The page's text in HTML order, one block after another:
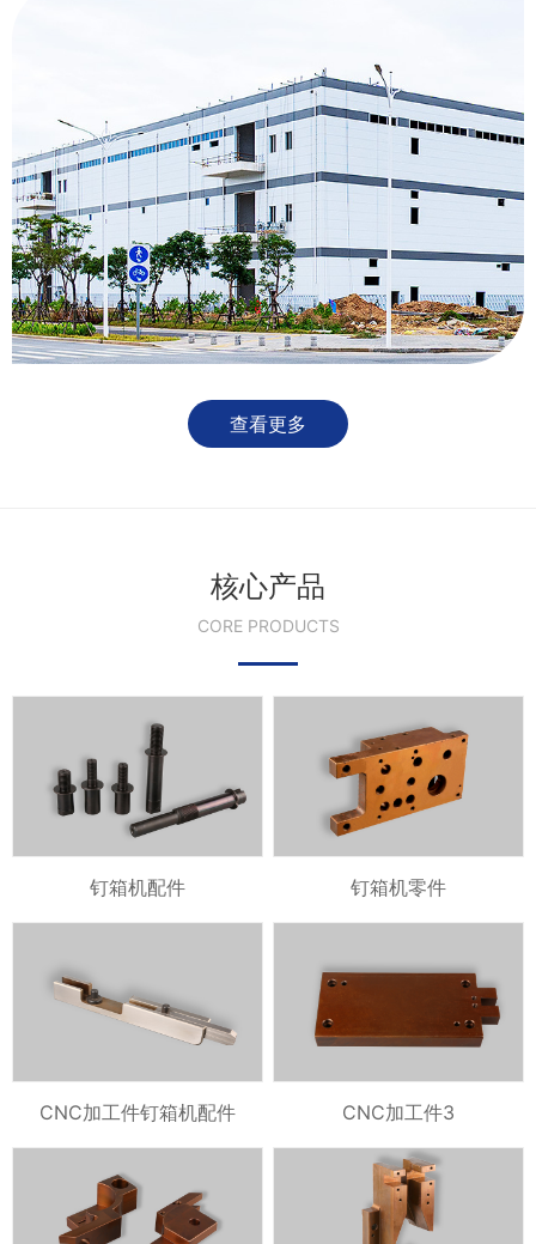
查看更多
核心产品
CORE PRODUCTS
钉箱机配件 钉箱机零件
CNC加工件钉箱机配件 CNC加工件3